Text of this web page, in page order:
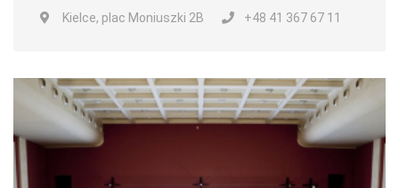
Kielce, plac Moniuszki 2B +48 41 367 67 11